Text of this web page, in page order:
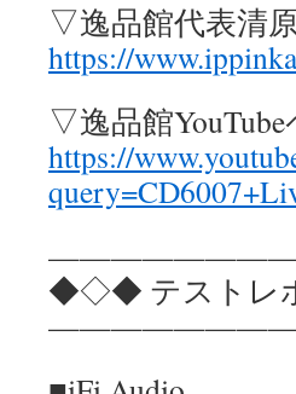
▽逸品館代表清
https://
▽逸品館
https://
◆◇◆ テストレ